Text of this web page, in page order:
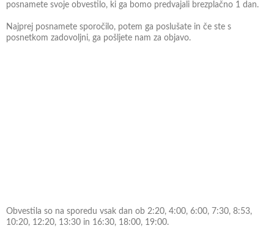
posnamete svoje obvestilo, ki ga bomo predvajali brezplačno 1 dan.
Najprej posnamete sporočilo, potem ga poslušate in če ste s
posnetkom zadovoljni, ga pošljete nam za objavo.
Obvestila so na sporedu vsak dan ob 2:20, 4:00, 6:00, 7:30, 8:53,
10:20, 12:20, 13:30 in 16:30, 18:00, 19:00.